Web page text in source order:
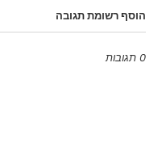
הוסף רשומת תגובה
0 תגובות